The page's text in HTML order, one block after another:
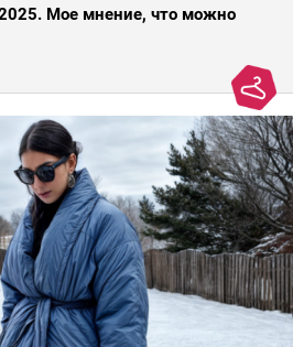
Мое мнение, что можно